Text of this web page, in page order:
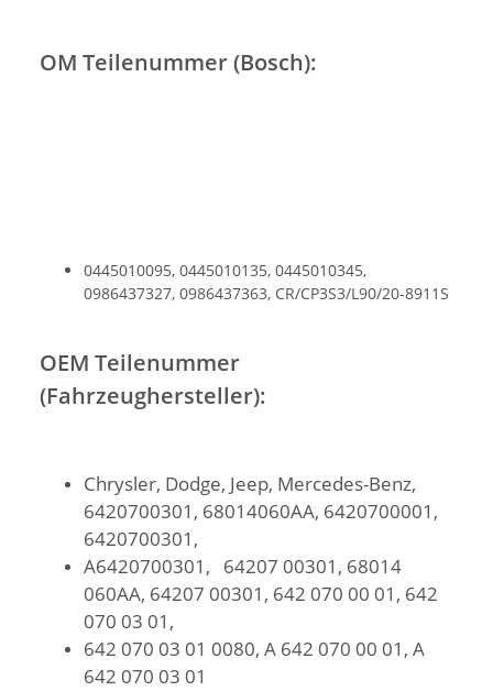
OM Teilenummer (Bosch):
0445010095, 0445010135, 0445010345,
0986437327, 0986437363, CR/CP3S3/L90/20-8911S
OEM Teilenummer
(Fahrzeughersteller):
Chrysler, Dodge, Jeep, Mercedes-Benz,
6420700301, 68014060AA, 6420700001,
6420700301,
A6420700301, 64207 00301, 68014
060AA, 64207 00301, 642 070 00 01, 642
070 03 01,
642 070 03 01 0080, A 642 070 00 01, A
642 070 03 01